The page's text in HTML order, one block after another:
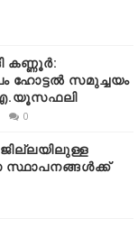
കണ്ണൂർ:
ഹോട്ടൽ സമുച്ചയം
0
സ്ഥാപനങ്ങൾക്ക്